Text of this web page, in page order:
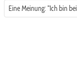
Eine Meinung: "Ich bin bei